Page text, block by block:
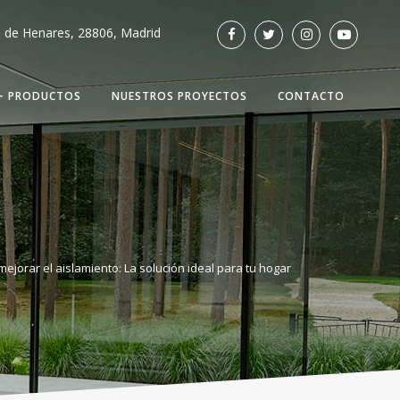
Henares, 28806, Madrid
PRODUCTOS NUESTROS PROYECTOS CONTACTO
el aislamiento: La solución ideal para tu hogar